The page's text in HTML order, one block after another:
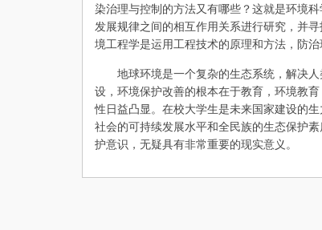
染治理与控制的方法又有哪些？这就是环境
发展规律之间的相互作用关系进行研究，并
境工程学是运用工程技术的原理和方法，防
地球环境是一个复杂的生态系统，解决人
设，环境保护改善的根本在于教育，环境教
性日益凸显。在校大学生是未来国家建设的
社会的可持续发展水平和全民族的生态保护
护意识，无疑具有非常重要的现实意义。